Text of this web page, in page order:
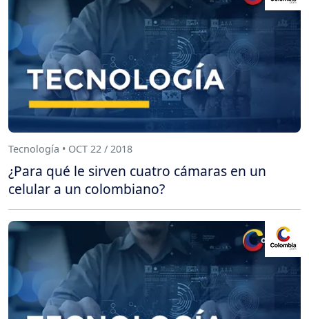
Tecnología • OCT 22 / 2018
¿Para qué le sirven cuatro cámaras en un
celular a un colombiano?